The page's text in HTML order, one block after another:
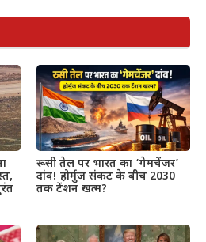
रूसी तेल पर भारत का ‘गेमचेंजर’
दांव! होर्मुज संकट के बीच 2030
तक टेंशन खत्म?